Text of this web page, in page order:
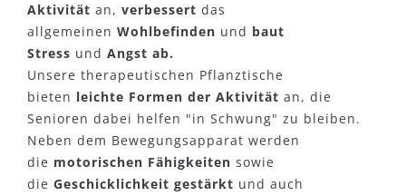
Aktivität an, verbessert das
allgemeinen Wohlbefinden und baut
Stress und Angst ab.
Unsere therapeutischen Pflanztische
bieten leichte Formen der Aktivität an, die
Senioren dabei helfen "in Schwung" zu bleiben.
Neben dem Bewegungsapparat werden
die motorischen Fähigkeiten sowie
die Geschicklichkeit gestärkt und auch